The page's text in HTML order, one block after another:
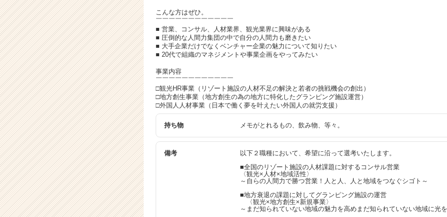
こんな方はぜひ。
￣￣￣￣￣￣￣￣￣￣￣￣
■ 営業、コンサル、人材業界、観光業界に興味がある
■ 圧倒的な人間力集団の中で自分の人間力も磨きたい
■ 大手企業だけでなくベンチャー企業の魅力について知りたい
■ 20代で組織のマネジメントや事業企画をやってみたい
事業内容
￣￣￣￣￣￣￣￣￣￣￣￣
□観光HR事業（リゾート施設の人材不足の解決と若者の挑戦機会の創出）
□地方創生事業（地方創生の為の地方に特化したグランピング施設運営）
□外国人人材事業（日本で働く夢を叶えたい外国人の就労支援）
持ち物 メモがとれるもの、飲み物、等々。
備考
以下２職種において、希望に沿って選考いたします。
■全国のリゾート施設の人材課題に対するコンサル営業
〈観光×人材×地域活性〉
～自らの人間力で勝つ営業！人と人、人と地域をつなぐシゴト～
■地方衰退の課題に対してグランピング施設の運営
〈観光×地方創生×新規事業〉
～まだ知られていない地域の魅力を高めまだ知られていない地域